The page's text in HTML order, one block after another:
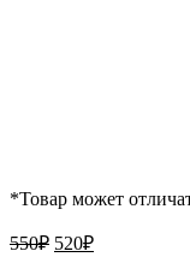
*Товар может
550₽ Первоначальная
520₽Текущая